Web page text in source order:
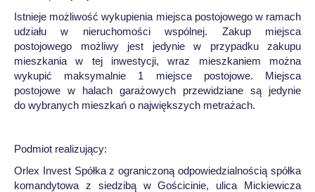
Istnieje możliwość wykupienia miejsca postojowego w ramach
udziału w nieruchomości wspólnej. Zakup miejsca
postojowego możliwy jest jedynie w przypadku zakupu
mieszkania w tej inwestycji, wraz mieszkaniem można
wykupić maksymalnie 1 miejsce postojowe. Miejsca
postojowe w halach garażowych przewidziane są jedynie
do wybranych mieszkań o największych metrażach.
Podmiot realizujący:
Orlex Invest Spółka z ograniczoną odpowiedzialnością spółka
komandytowa z siedzibą w Gościcinie, ulica Mickiewicza